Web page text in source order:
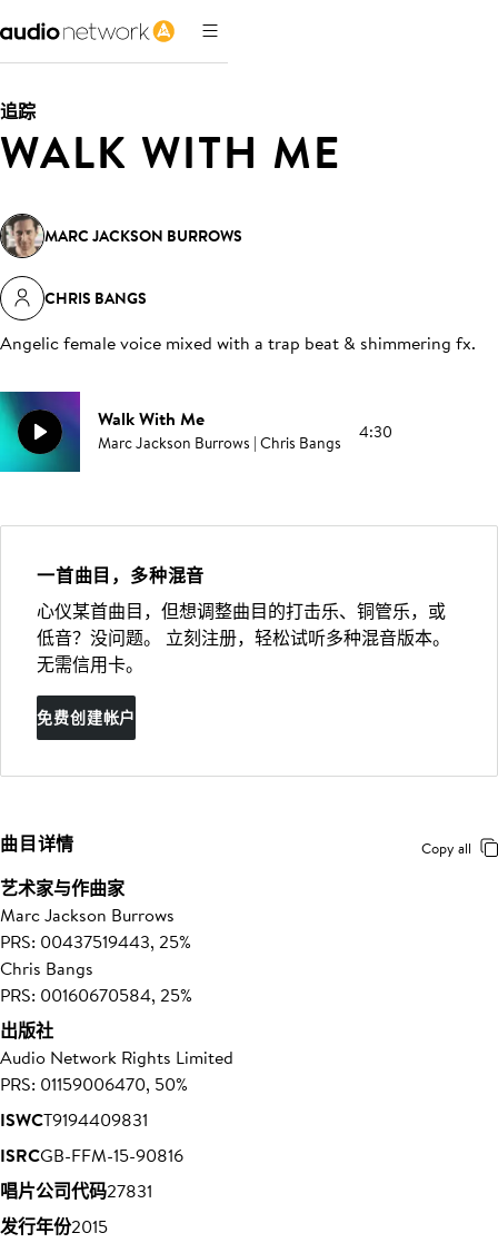
追踪
WALK WITH ME
MARC JACKSON BURROWS
CHRIS BANGS
Angelic female voice mixed with a trap beat & shimmering fx.
Walk With Me
Marc Jackson Burrows | Chris Bangs 4:30
一首曲目，多种混音
心仪某首曲目，但想调整曲目的打击乐、铜管乐，或
低音？没问题。 立刻注册，轻松试听多种混音版本。
无需信用卡。
免费创建帐户
曲目详情 Copy all
艺术家与作曲家
Marc Jackson Burrows
PRS: 00437519443, 25%
Chris Bangs
PRS: 00160670584, 25%
出版社
Audio Network Rights Limited
PRS: 01159006470, 50%
ISWCT9194409831
ISRCGB-FFM-15-90816
唱片公司代码27831
发行年份2015